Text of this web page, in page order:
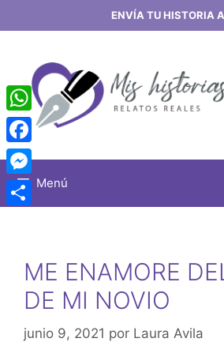
al
ENVÍA TU HISTORIA
Menú
ME ENAMORE
DE MI NOVIO
junio 9, 2021 por Laura Avila
WhatsApp
Facebook
Messenger